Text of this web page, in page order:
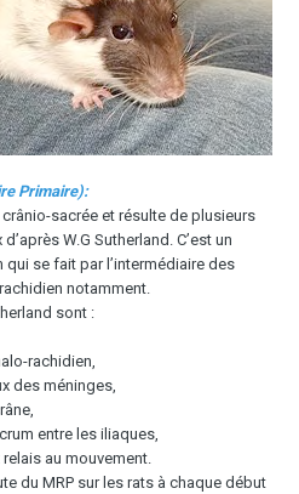
Primaire):
sacrée et résulte de plusieurs
W.G Sutherland. C’est un
se fait par l’intermédiaire des
notamment.
sont :
rachidien,
des méninges,
entre les iliaques,
au mouvement.
du MRP sur les rats à chaque début